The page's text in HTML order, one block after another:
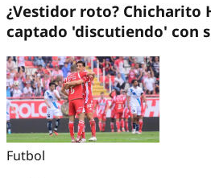
¿Vestidor roto? Chicharito
captado 'discutiendo' con
Futbol